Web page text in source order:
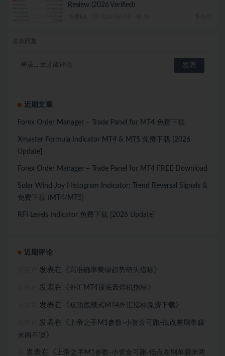
Review (2026 Verified)
登录... 后才能评论
近期文章
Forex Order Manager – Trade Panel for MT4 免费下载
Xmaster Formula Indicator MT4 & MT5 免费下载 [2026
Update]
Forex Order Manager – Trade Panel for MT4 FREE Download
Solar Wind Joy Histogram Indicator: Trend Reversal Signals &
免费下载 (MT4/MT5)
RFI Levels Indicator 免费下载 [2026 Update]
近期评论
发表在《 高准确率黄绿趋势箭头指标 》
发表在《 外汇MT4顶底轰炸机指标 》
发表在《 双顶底模式MT4外汇指标免费下载 》
发表在《
上帝之手M1参数-小资金可跑-低点差刷单赚
米两不误 》
发表在《 上帝之手M1参数-小资金可跑-低点差刷单赚米两